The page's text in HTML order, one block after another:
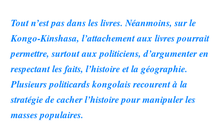
Tout n’est pas dans les livres. Néanmoins, sur le
Kongo-Kinshasa, l’attachement aux livres pourrait
permettre, surtout aux politiciens, d’argumenter en
respectant les faits, l’histoire et la géographie.
Plusieurs politicards kongolais recourent à la
stratégie de cacher l’histoire pour manipuler les
masses populaires.